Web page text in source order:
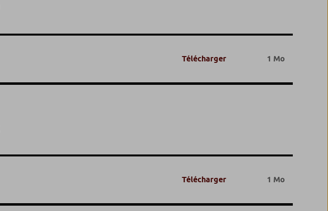
Télécharger 1 Mo
Télécharger 1 Mo